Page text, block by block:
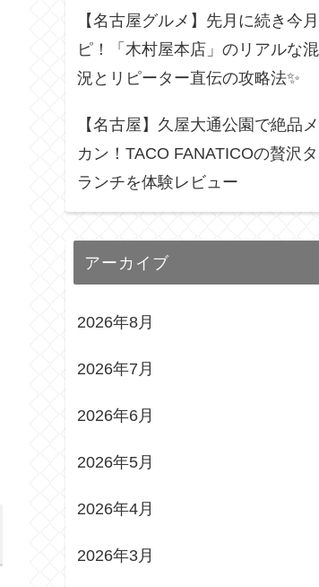
【名古屋グルメ】先月に続き今
ピ！「木村屋本店」のリアルな
況とリピーター直伝の攻略法✨
【名古屋】久屋大通公園で絶品
カン！TACO FANATICOの贅沢
ランチを体験レビュー
アーカイブ
2026年8月
2026年7月
2026年6月
2026年5月
2026年4月
2026年3月